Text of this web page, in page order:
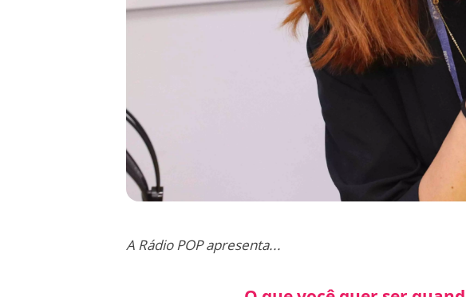
A Rádio POP apresenta...